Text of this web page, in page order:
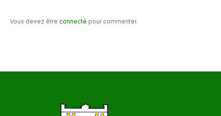
Vous devez être connecté pour commenter.